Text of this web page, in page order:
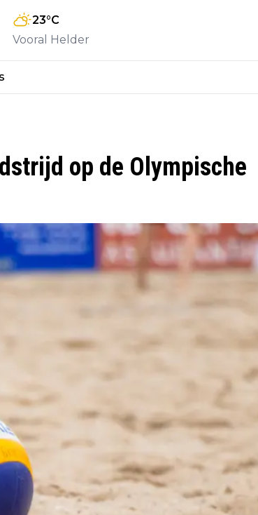
23°C
Vooral Helder
op de Olympische